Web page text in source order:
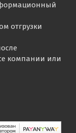
отгрузки
компании или